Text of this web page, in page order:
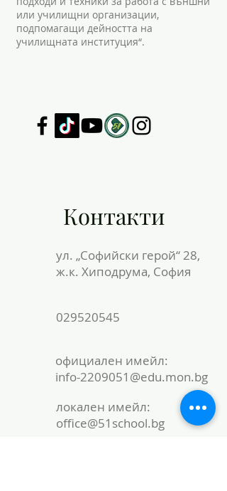
или училищни организации,
подпомагащи дейността на
училищната институция“.
Контакти
ул. „Софийски герой“ 28,
ж.к. Хиподрума, София
029520545
официален имейл:
info-2209051@edu.mon.bg
локален имейл:
office@51school.bg